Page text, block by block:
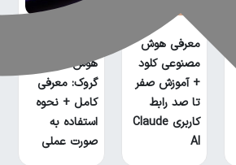
معرفی هوش
مصنوعی کلود
+ آموزش صفر
تا صد رابط
کاربری Claude
AI
هوش مصنوعی
گروک: معرفی
کامل + نحوه
استفاده به
صورت عملی